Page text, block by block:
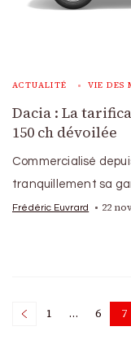
ACTUALITÉ VIE DES
Dacia : La
150 ch dévoilée
Commercialisé
tranquillement sa
Frédéric Euvrard 22
Posts
Page
1 … Page
6 7